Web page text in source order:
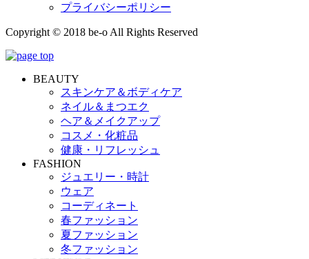
プライバシーポリシー
Copyright © 2018 be-o All Rights Reserved
BEAUTY
スキンケア＆ボディケア
ネイル＆まつエク
ヘア＆メイクアップ
コスメ・化粧品
健康・リフレッシュ
FASHION
ジュエリー・時計
ウェア
コーディネート
春ファッション
夏ファッション
冬ファッション